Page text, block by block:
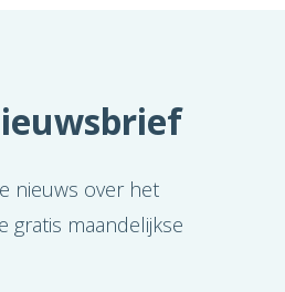
nieuws over het
gratis maandelijkse